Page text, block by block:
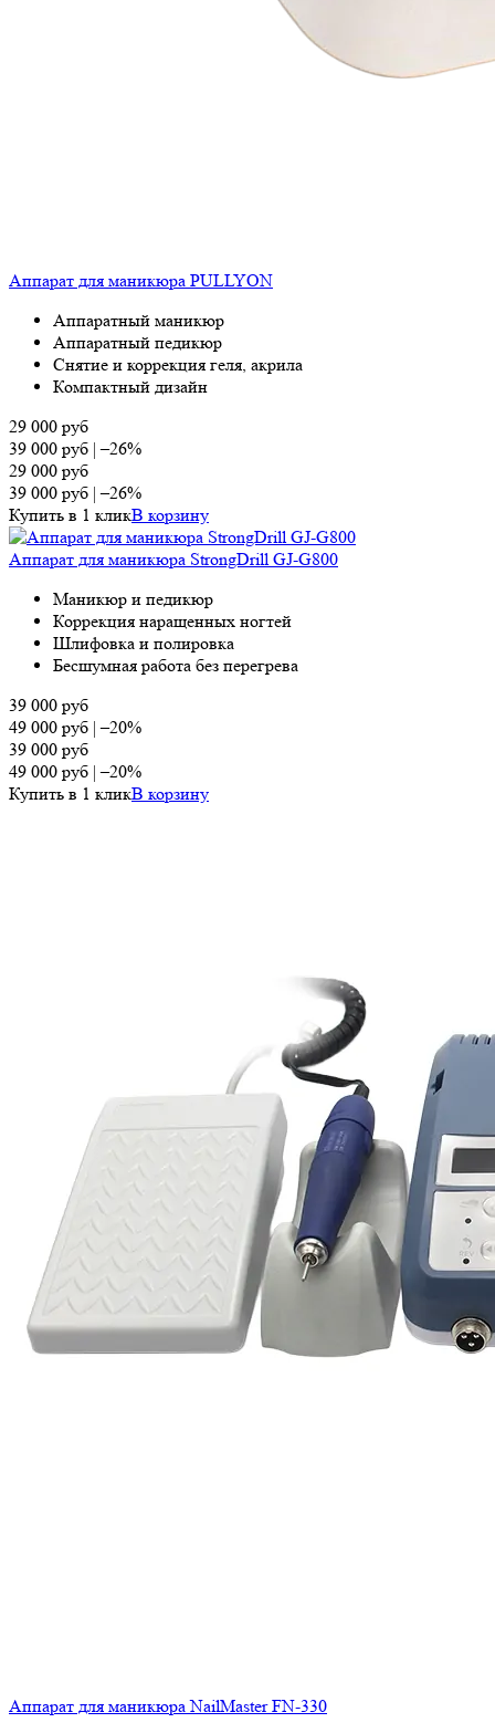
Аппарат для маникюра PULLYON
Аппаратный маникюр
Аппаратный педикюр
Снятие и коррекция геля, акрила
Компактный дизайн
29 000 руб
39 000 руб |–26%
29 000 руб
39 000 руб |–26%
Купить в 1 кликВ корзину
Аппарат для маникюра StrongDrill GJ-G800
Маникюр и педикюр
Коррекция наращенных ногтей
Шлифовка и полировка
Бесшумная работа без перегрева
39 000 руб
49 000 руб |–20%
39 000 руб
49 000 руб |–20%
Купить в 1 кликВ корзину
Аппарат для маникюра NailMaster FN-330